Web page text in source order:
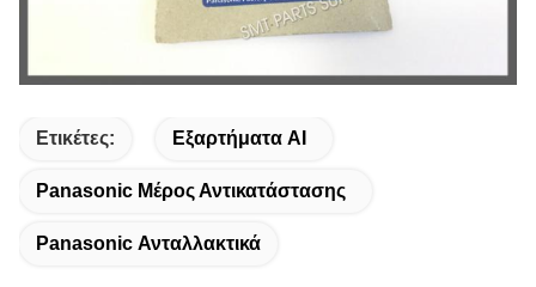
Ετικέτες: Εξαρτήματα AI
Panasonic Μέρος Αντικατάστασης
Panasonic Ανταλλακτικά